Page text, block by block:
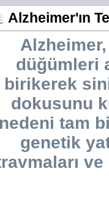
Alzheimer'ın
düğümleri
birikerek
dokusunu
nedeni tam
genetik
ve